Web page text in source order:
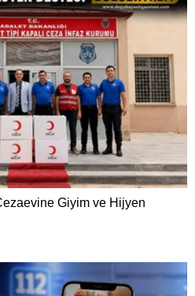
Giyim ve Hijyen